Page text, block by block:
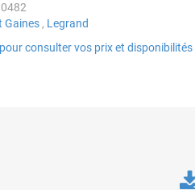
Gaines , Legrand
consulter vos prix et disponibilités